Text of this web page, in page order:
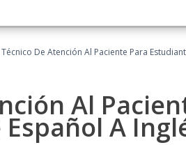
Técnico De Atención Al Paciente Para
Al
A